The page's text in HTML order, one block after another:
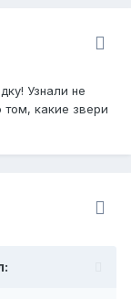
Узнали не
какие звери